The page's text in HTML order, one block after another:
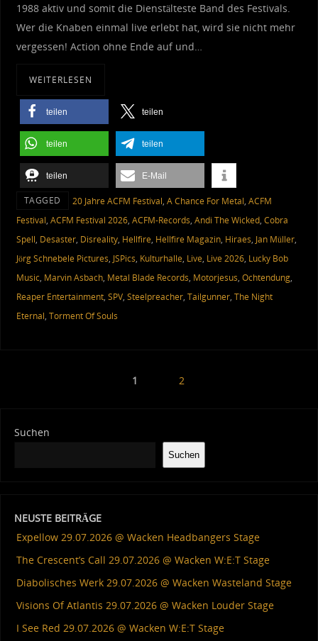
1988 aktiv und somit die Dienstälteste Band des Festivals.
Wer die Knaben einmal live erlebt hat, wird sie nicht mehr
vergessen! Action ohne Ende auf und…
WEITERLESEN
teilen teilen
teilen teilen
teilen E-Mail
TAGGED 20 Jahre ACFM Festival, A Chance For Metal, ACFM
Festival, ACFM Festival 2026, ACFM-Records, Andi The Wicked, Cobra
Spell, Desaster, Disreality, Hellfire, Hellfire Magazin, Hiraes, Jan Müller,
Jörg Schnebele Pictures, JSPics, Kulturhalle, Live, Live 2026, Lucky Bob
Music, Marvin Asbach, Metal Blade Records, Motorjesus, Ochtendung,
Reaper Entertainment, SPV, Steelpreacher, Tailgunner, The Night
Eternal, Torment Of Souls
1 2
Suchen
Suchen
NEUSTE BEITRÄGE
Expellow 29.07.2026 @ Wacken Headbangers Stage
The Crescent’s Call 29.07.2026 @ Wacken W:E:T Stage
Diabolisches Werk 29.07.2026 @ Wacken Wasteland Stage
Visions Of Atlantis 29.07.2026 @ Wacken Louder Stage
I See Red 29.07.2026 @ Wacken W:E:T Stage